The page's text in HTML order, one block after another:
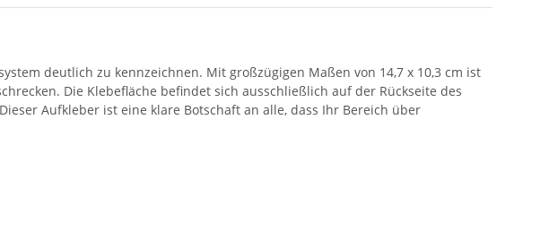
deutlich zu kennzeichnen. Mit großzügigen Maßen von 14,7 x 10,3 cm ist
Die Klebefläche befindet sich ausschließlich auf der Rückseite des
Aufkleber ist eine klare Botschaft an alle, dass Ihr Bereich über